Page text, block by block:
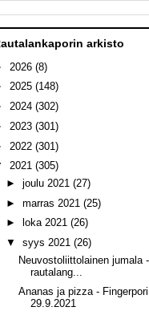
arkisto
2026 (8)
2025 (148)
2024 (302)
2023 (301)
2022 (301)
2021 (305)
► joulu 2021 (27)
► marras 2021 (25)
►
loka 2021 (26)
▼ syys 2021 (26)
Neuvostoliittolainen jumala
rautalang...
Ananas ja pizza -
29.9.2021